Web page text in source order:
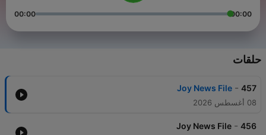
00:00
00:00
حلقات
457
-
Joy News File
08 أغسطس 2026
456
-
Joy News File